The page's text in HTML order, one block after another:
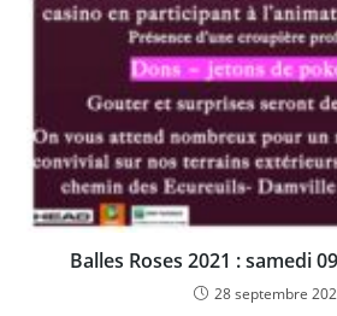
Balles Roses 2021 : samedi
28 septembre